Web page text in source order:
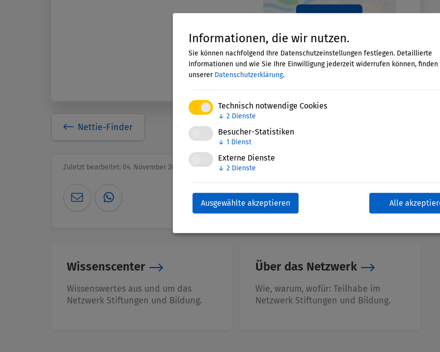
Informationen, die wir nutzen.
Sie können nachfolgend Ihre Datenschutzeinstellungen festlegen. Detaillierte
Informationen und wie Sie Ihre Einwilligung jederzeit widerrufen können, finden
unserer Datenschutzerklärung.
Technisch notwendige Cookies
↓ 2 Dienste
Besucher-Statistiken
↓ 1 Dienst
Externe Dienste
↓ 2 Dienste
Ausgewählte akzeptieren Alle
Nettie-Finder
Zuletzt bearbeitet: 04. November 2025
Wissenscenter
Wissenswertes aus und um das
Netzwerk Stiftungen und Bildung.
Über das Netzwerk
Wie, warum, wofür: Teilhabe im
Netzwerk Stiftungen und Bildung.